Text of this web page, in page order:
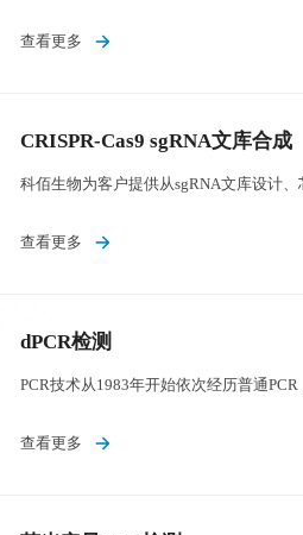
查看更多
CRISPR-Cas9 sgRNA文库合成
查看更多
dPCR检测
查看更多